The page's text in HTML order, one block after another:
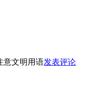
意文明用语发表评论